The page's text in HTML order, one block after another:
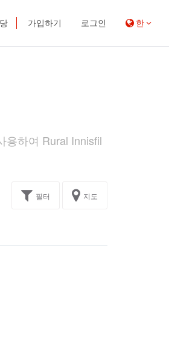
가입하기 로그인 한
용하여 Rural Innisfil
필터 지도